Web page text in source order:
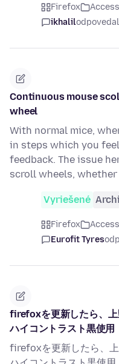
Firefox
ikhalilodpovedal
Continuous mouse
wheel
With normal mice,
in steps which you
feedback. The issue
scroll wheels,
Vyriešené
Firefox
Eurofit Tyres
firefoxを更新したら、上
ハイコントラスト黒使用
firefoxを更新したら、上